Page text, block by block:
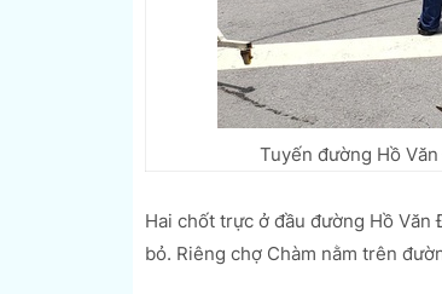
Tuyến đường Hồ
Hai chốt trực ở đầu đường Hồ
bỏ. Riêng chợ Chàm nằm trên